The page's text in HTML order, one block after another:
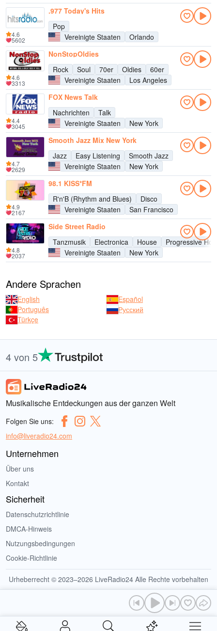
.977 Today's Hits
Pop
Vereinigte Staaten
Orlando
4.6
5602
NonStopOldies
Rock
Soul 70er Oldies
60er
Vereinigte Staaten
Los Angeles
4.6
3313
FOX News Talk
Nachrichten
Talk
Vereinigte Staaten
New York
4.4
3045
Smooth Jazz Mix New York
Jazz
Easy Listening
Smooth Jazz
Vereinigte Staaten
New York
4.7
2629
98.1 KISS*FM
R'n'B (Rhythm and Blues)
Disco
Vereinigte Staaten
San Francisco
4.9
2167
Side Street Radio
Tanzmusik
Electronica House
Progressive
Vereinigte Staaten
New York
4.8
2037
Andere Sprachen
English
Español
Português
Русский
Türkçe
4 von 5
Musikalische Entdeckungen aus der ganzen Welt
Folgen Sie uns:
info@liveradio24.com
Unternehmen
Über uns
Kontakt
Sicherheit
Datenschutzrichtlinie
DMCA-Hinweis
Nutzungsbedingungen
Cookie-Richtlinie
Urheberrecht © 2023–2026 LiveRadio24 Alle Rechte vorbehalten